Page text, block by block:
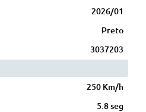
2026/01
Preto
3037203
250 Km/h
5.8 seg